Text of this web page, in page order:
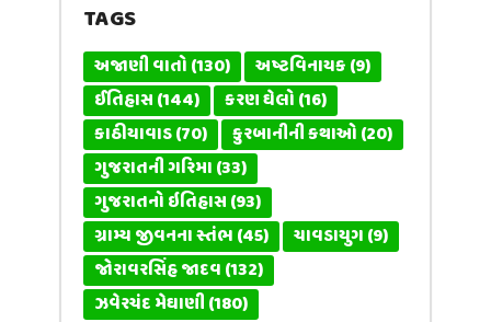
TAGS
અજાણી વાતો(130) અષ્ટવિનાયક(9)
ઈતિહાસ(144) કરણ ઘેલો(16)
કાઠીયાવાડ(70) કુરબાનીની કથાઓ(20)
ગુજરાતની ગરિમા(33)
ગુજરાતનો ઇતિહાસ(93)
ગ્રામ્ય જીવનના સ્તંભ(45) ચાવડાયુગ(9)
જોરાવરસિંહ જાદવ(132)
ઝવેરચંદ મેઘાણી(180)